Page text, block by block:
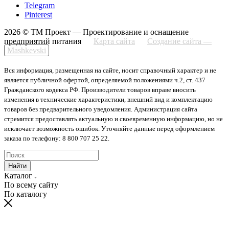
Telegram
Pinterest
2026 © ТМ Проект — Проектирование и оснащение
предприятий питания
Карта сайта
Создание сайта —
Mashkevski
Вся информация, размещенная на сайте, носит справочный характер и не
является публичной офертой, определяемой положениями ч.2, ст. 437
Гражданского кодекса РФ. Производители товаров вправе вносить
изменения в технические характеристики, внешний вид и комплектацию
товаров без предварительного уведомления. Администрация сайта
стремится предоставлять актуальную и своевременную информацию, но не
исключает возможность ошибок. Уточняйте данные перед оформлением
заказа по телефону: 8 800 707 25 22.
Найти
Каталог
По всему сайту
По каталогу